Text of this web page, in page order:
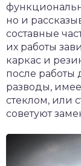
но и
составные
их работы
каркас и
после работы
разводы,
стеклом, или
советуют